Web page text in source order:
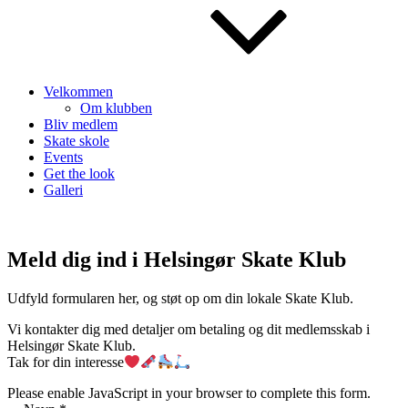
Velkommen
Om klubben
Bliv medlem
Skate skole
Events
Get the look
Galleri
Meld dig ind i Helsingør Skate Klub
Udfyld formularen her, og støt op om din lokale Skate Klub.
Vi kontakter dig med detaljer om betaling og dit medlemsskab i
Helsingør Skate Klub.
Tak for din interesse
Please enable JavaScript in your browser to complete this form.